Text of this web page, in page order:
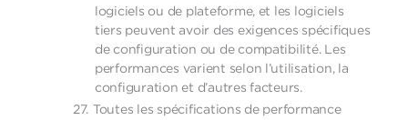
logiciels ou de plateforme, et les logiciels
tiers peuvent avoir des exigences spécifiques
de configuration ou de compatibilité. Les
performances varient selon l’utilisation, la
configuration et d’autres facteurs.
Toutes les spécifications de performance